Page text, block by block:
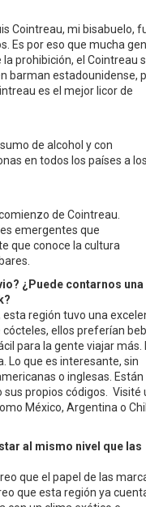
Cointreau, mi bisabuelo,
Es por eso que mucha
prohibición, el Cointreau
barman estadounidense,
es el mejor licor de
de alcohol y con
en todos los países a los
de Cointreau.
emergentes que
que conoce la cultura
¿Puede contarnos una
esta región tuvo una
cócteles, ellos preferían
para la gente viajar más.
Lo que es interesante, sin
o inglesas. Están
propios códigos. Visité
México, Argentina o
al mismo nivel que las
que el papel de las
que esta región ya